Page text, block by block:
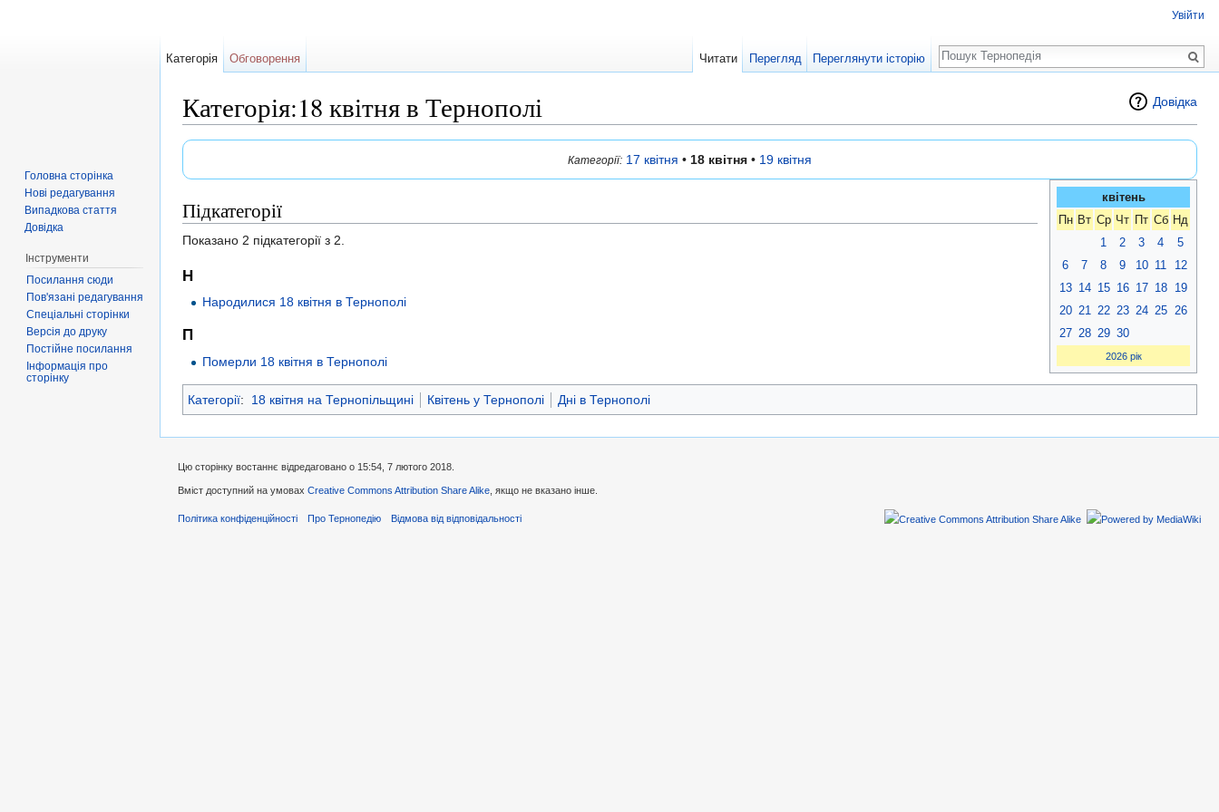
Довідка
Категорія:18 квітня в Тернополі
Категорії: 17 квітня • 18 квітня • 19 квітня
квітень
Пн Вт Ср Чт Пт Сб Нд
1
2 3 4
5
6
7 8 9 10 11
12
13 14 15 16 17 18
19
20 21 22 23 24 25 26
27 28 29 30
2026 рік
Підкатегорії
Показано 2 підкатегорії з 2.
Н
Народилися 18 квітня в Тернополі
П
Померли 18 квітня в Тернополі
Категорії: 18 квітня на Тернопільщині Квітень у Тернополі Дні в Тернополі
Увійти
Категорія Обговорення Читати Перегляд Переглянути історію
Пошук
Головна сторінка
Нові редагування
Випадкова стаття
Довідка
Інструменти
Посилання сюди
Пов'язані редагування
Спеціальні сторінки
Версія до друку
Постійне посилання
Інформація про
сторінку
Цю сторінку востаннє відредаговано о 15:54, 7 лютого 2018.
Вміст доступний на умовах Creative Commons Attribution Share Alike, якщо не вказано інше.
Політика конфіденційності Про Тернопедію Відмова від відповідальності